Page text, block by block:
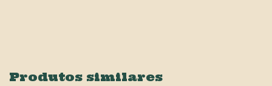
Produtos similares